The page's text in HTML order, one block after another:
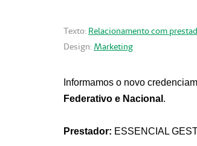
Texto: Relacionamento com
Design: Marketing
Informamos o novo
Federativo e Nacional .
Prestador: ESSENCIAL